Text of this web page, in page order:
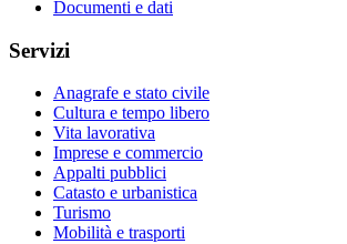
Documenti e dati
Servizi
Anagrafe e stato civile
Cultura e tempo libero
Vita lavorativa
Imprese e commercio
Appalti pubblici
Catasto e urbanistica
Turismo
Mobilità e trasporti